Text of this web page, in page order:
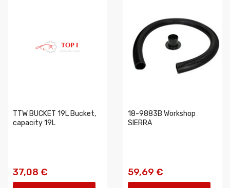
TTW BUCKET 19L Bucket,
capacity 19L
37,08 €
18-9883B Workshop
SIERRA
59,69 €